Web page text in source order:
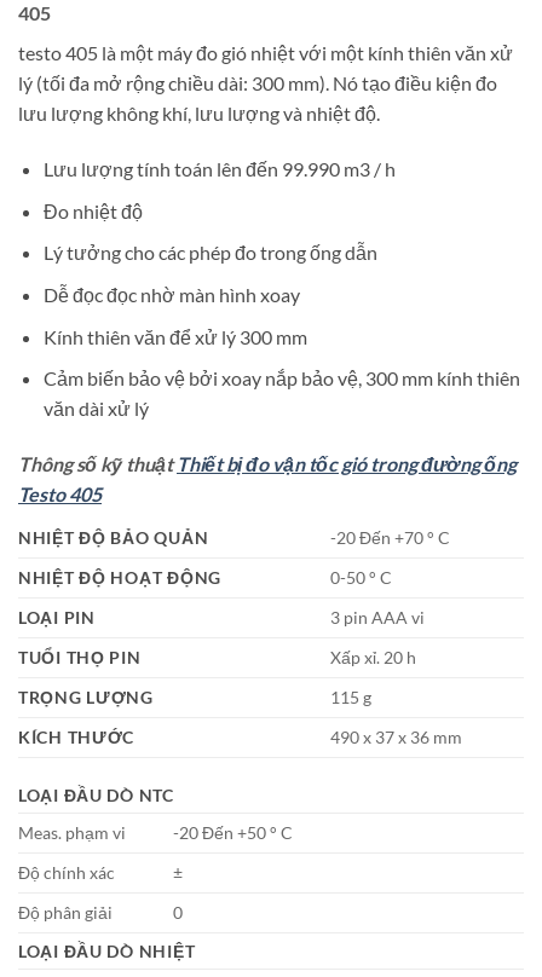
405
testo 405 là một máy đo gió nhiệt với một kính thiên văn xử
lý (tối đa mở rộng chiều dài: 300 mm). Nó tạo điều kiện đo
lưu lượng không khí, lưu lượng và nhiệt độ.
Lưu lượng tính toán lên đến 99.990 m3 / h
Đo nhiệt độ
Lý tưởng cho các phép đo trong ống dẫn
Dễ đọc đọc nhờ màn hình xoay
Kính thiên văn để xử lý 300 mm
Cảm biến bảo vệ bởi xoay nắp bảo vệ, 300 mm kính thiên
văn dài xử lý
Thông số kỹ thuậtThiết bị đo vận tốc gió trong đường ống
Testo 405
NHIỆT ĐỘ BẢO QUẢN
-20 Đến +70 ° C
NHIỆT ĐỘ HOẠT ĐỘNG
0-50 ° C
LOẠI PIN
3 pin AAA vi
TUỔI THỌ PIN
Xấp xỉ. 20 h
TRỌNG LƯỢNG
115 g
KÍCH THƯỚC
490 x 37 x 36 mm
LOẠI ĐẦU DÒ NTC
Meas. phạm vi
-20 Đến +50 ° C
Độ chính xác
±
Độ phân giải
0
LOẠI ĐẦU DÒ NHIỆT